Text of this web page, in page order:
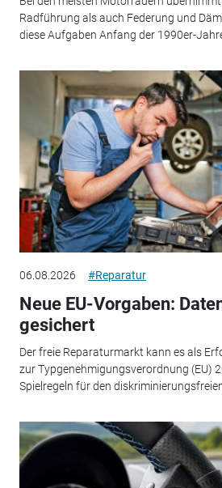
Radführung als auch Federung und
diese Aufgaben Anfang der 1990er-Jahre
06.08.2026 #Reparatur
Neue EU-Vorgaben:
gesichert
Der freie Reparaturmarkt kann es als
zur Typgenehmigungsverordnung (EU)
Spielregeln für den